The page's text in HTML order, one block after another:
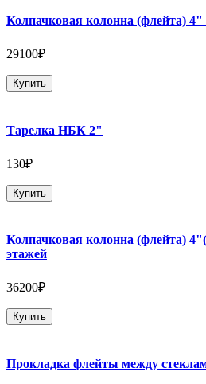
Колпачковая колонна (флейта) 4"
29100₽
Купить
Тарелка НБК 2"
130₽
Купить
Колпачковая колонна (флейта)
этажей
36200₽
Купить
Прокладка флейты между